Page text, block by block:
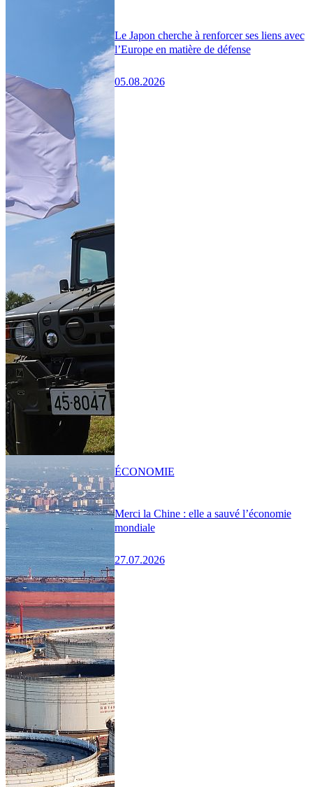
Le Japon cherche à renforcer ses liens avec
l’Europe en matière de défense
05.08.2026
Merci la Chine : elle a sauvé l’économie
mondiale
27.07.2026
ÉCONOMIE